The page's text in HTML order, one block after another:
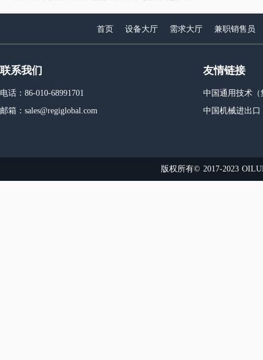
首页 设备大厅 需求大厅 兼职销售员
联系我们
电话：86-010-68991701
邮箱：sales@regiglobal.com
友情链接
中国通用技术
中国机械进出
版权所有© 2017-2023